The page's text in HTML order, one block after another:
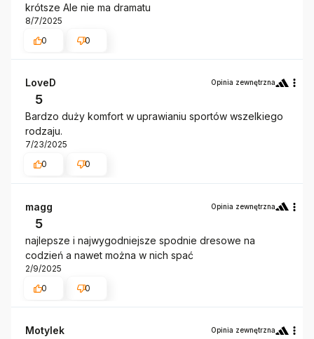
krótsze Ale nie ma dramatu
8/7/2025
0
0
LoveD Opinia zewnętrzna
5
Bardzo duży komfort w uprawianiu sportów wszelkiego
rodzaju.
7/23/2025
0
0
magg Opinia zewnętrzna
5
najlepsze i najwygodniejsze spodnie dresowe na
codzień a nawet można w nich spać
2/9/2025
0
0
Motylek Opinia zewnętrzna